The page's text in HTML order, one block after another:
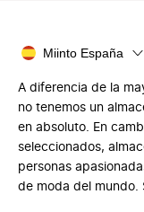
Miinto España
A diferencia de la
no tenemos un
en absoluto. En
seleccionados,
personas
de moda del mundo.